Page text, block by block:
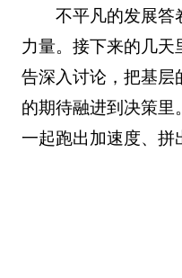
不平凡的发展答
力量。接下来的几天
告深入讨论，把基层
的期待融进到决策里
一起跑出加速度、拼